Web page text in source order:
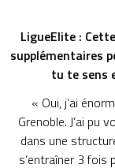
LigueElite :
supplémentaires
tu te sens
« Oui, j’ai
Grenoble. J’ai pu
dans une
s’entraîner 3 fois